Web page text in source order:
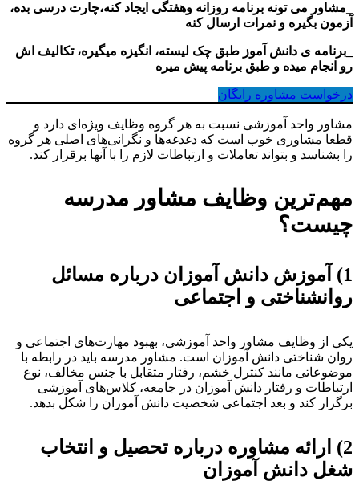
مشاور می تونه برنامه روزانه وهفتگی ایجاد کنه،چارت درسی بده،
بگیره و نمرات ارسال کنه
ی دانش آموز طبق چک لیسته، انگیزه میگیره، تکالیف اش
انجام میده و طبق برنامه پیش میره
مشاوره رایگان
واحد آموزشی نسبت به هر گروه وظایف ویژه‌ای دارد و
مشاوری خوب است که دغدغه‌ها و نگرانی‌های اصلی هر گروه
بشناسد و بتواند تعاملات و ارتباطات لازم را با آنها برقرار کند.
وظایف مشاور مدرسه
آموزش دانش آموزان درباره مسائل
و اجتماعی
از وظایف مشاور واحد آموزشی، بهبود مهارت‌های اجتماعی و
شناختی دانش آموزان است. مشاور مدرسه باید در رابطه با
مانند کنترل خشم، رفتار متقابل با جنس مخالف، نوع
و رفتار دانش آموزان در جامعه، کلاس‌های آموزشی
کند و بعد اجتماعی شخصیت دانش آموزان را شکل بدهد.
ارائه مشاوره درباره تحصیل و انتخاب
دانش آموزان